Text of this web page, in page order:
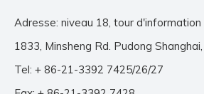
Adresse: niveau 18, tour d'information
1833, Minsheng Rd. Pudong
Tel: + 86-21-3392 7425/26/27
Fax: + 86-21-3392 7428